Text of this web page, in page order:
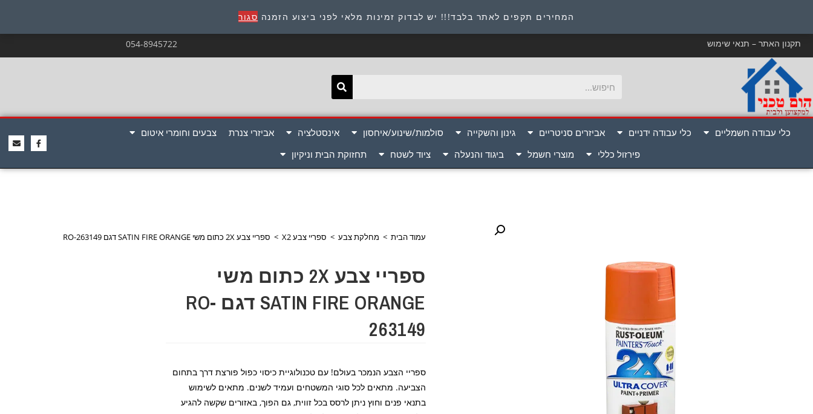
המחירים תקפים לאתר בלבד!!! יש לבדוק זמינות מלאי לפני ביצוע הזמנה סגור כתובת : היוזמים 9 אור יהודה שירות לקוחות 054-8945722
תקנון האתר – תנאי שימוש 054-8945722
כלי עבודה חשמליים כלי עבודה ידניים אביזרים סניטריים גינון והשקייה סולמות/שינוע/איחסון אינסטלציה אביזרי צנרת
צבעים וחומרי איטום
פירזול כללי
מוצרי חשמל ביגוד והנעלה ציוד לשטח תחזוקת הבית וניקיון
עמוד הבית > מחלקת צבע > ספריי צבע X2 > ספריי צבע 2X כתום משי SATIN FIRE ORANGE דגם RO-263149
ספריי צבע 2X כתום משי
SATIN FIRE ORANGE דגם RO-
263149
ספריי הצבע הנמכר בעולם! עם טכנולוגיית כיסוי כפול פורצת דרך בתחום
הצביעה. מתאים לכל סוגי המשטחים ועמיד לשנים. מתאים לשימוש
בתנאי פנים וחוץ ניתן לרסס בכל זווית, גם הפוך, באזורים שקשה להגיע